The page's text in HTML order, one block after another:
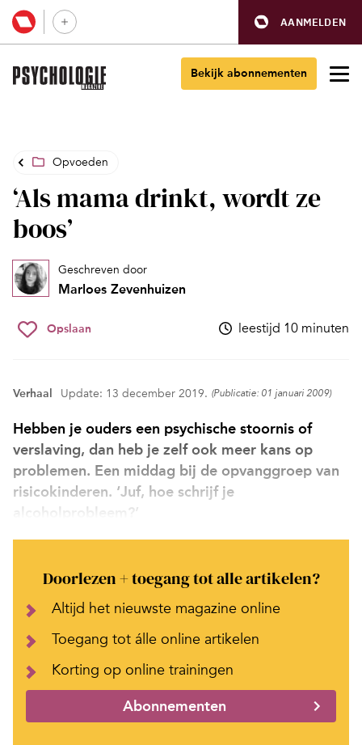
AANMELDEN
Bekijk abonnementen
Opvoeden
‘Als mama drinkt, wordt ze
boos’
Geschreven door
Marloes Zevenhuizen
Opslaan leestijd 10 minuten
Verhaal Update: 13 december 2019. (Publicatie: 01 januari 2009)
Hebben je ouders een psychische stoornis of
verslaving, dan heb je zelf ook meer kans op
problemen. Een middag bij de opvanggroep van
risicokinderen. ‘Juf, hoe schrijf je
alcoholprobleem?’
Doorlezen + toegang tot alle artikelen?
Altijd het nieuwste magazine online
Toegang tot álle online artikelen
Korting op online trainingen
Abonnementen